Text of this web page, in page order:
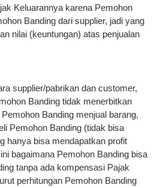
Keluarannya karena Pemohon
Banding dari supplier, jadi yang
nilai (keuntungan) atas penjualan
supplier/pabrikan dan customer,
Banding tidak menerbitkan
Banding menjual barang,
Pemohon Banding (tidak bisa
hanya bisa mendapatkan profit
bagaimana Pemohon Banding bisa
tanpa ada kompensasi Pajak
perhitungan Pemohon Banding